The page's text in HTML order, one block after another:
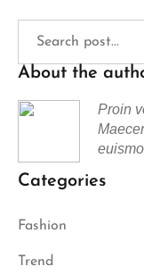
About the
Proin
Categories
Fashion
Trend